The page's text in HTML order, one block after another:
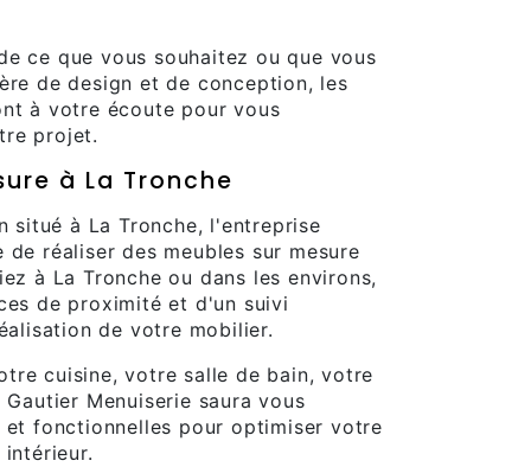
ce que vous souhaitez ou que vous
de design et de conception, les
à votre écoute pour vous
projet.
à La Tronche
situé à La Tronche, l'entreprise
réaliser des meubles sur mesure
à La Tronche ou dans les environs,
de proximité et d'un suivi
de votre mobilier.
cuisine, votre salle de bain, votre
Menuiserie saura vous
fonctionnelles pour optimiser votre